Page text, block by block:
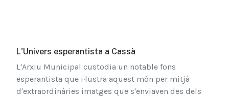
L'Univers esperantista a Cassà
L'Arxiu Municipal custodia un notable fons
esperantista que i·lustra aquest món per mitjà
d'extraordinàries imatges que s'enviaven des dels